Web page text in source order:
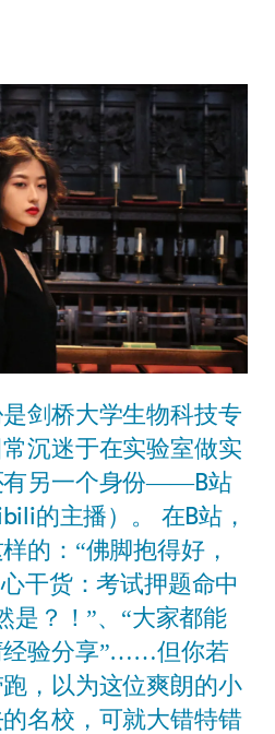
剑桥大学生物科技专
沉迷于在实验室做实
有另一个身份——B站
的主播）。 在B站，
的：“佛脚抱得好，
干货：考试押题命中
是？！”、“大家都能
经验分享”……但你若
，以为这位爽朗的小
名校，可就大错特错